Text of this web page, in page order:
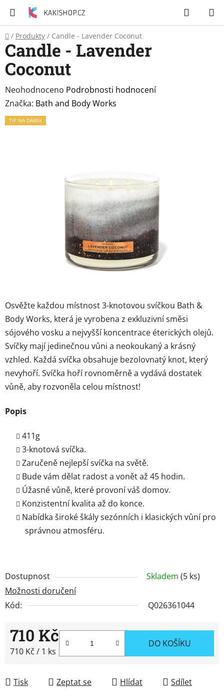
obsah
Hledat
Zubní
pasty
Péče
o
tělo
Svíčky
Domů
/ Produkty / Candle - Lavender Coconut
Osvěžte každou místnost 3-knotovou svíčkou Bath &
Body Works, která je vyrobena z exkluzivní směsi
sójového vosku a nejvyšší koncentrace éterických olejů.
Svíčky mají jedinečnou vůni a neokoukaný a krásný
vzhled. Každá svíčka obsahuje bezolovnatý knot, který
nevyhoří. Svíčka hoří rovnoměrně a vydává dostatek
vůně, aby rozvoněla celou místnost!
Popis
411g
3-knotová svíčka.
Zaručeně nejlepší svíčka na světě.
Bude vám dělat radost a vonět až 45 hodin.
Úžasné vůně, které provoní váš domov.
Konzistentní kvalita až do konce.
Nabídka široké škály sezónních i klasických vůní pro
správnou atmosféru.
Dostupnost Skladem (5 ks)
Možnosti doručení
Kód:
Q026361044
710 Kč
Měrná cena:
710 Kč / 1 ks
DO KOŠÍKU
Tisk Zeptat se Hlídat Sdílet
Candle - Lavender
Coconut
Průměrné
hodnocení
produktu
Neohodnoceno Podrobnosti hodnocení
Značka: Bath and Body Works
TIP NA DÁREK